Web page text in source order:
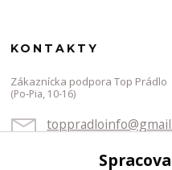
KONTAKTY
Zákaznícka podpora Top Prádlo
(Po-Pia, 10-16)